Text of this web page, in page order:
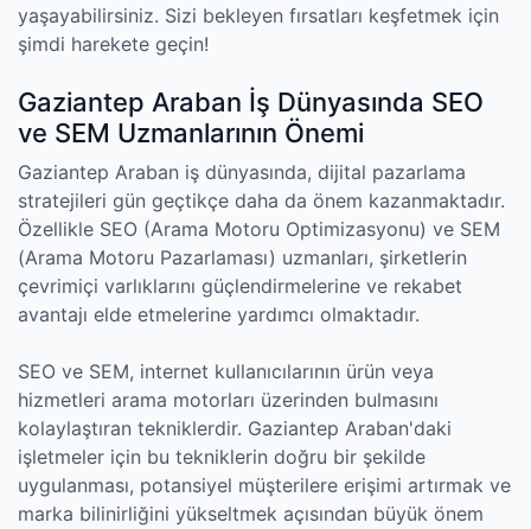
yaşayabilirsiniz. Sizi bekleyen fırsatları keşfetmek için
şimdi harekete geçin!
Gaziantep Araban İş Dünyasında SEO
ve SEM Uzmanlarının Önemi
Gaziantep Araban iş dünyasında, dijital pazarlama
stratejileri gün geçtikçe daha da önem kazanmaktadır.
Özellikle SEO (Arama Motoru Optimizasyonu) ve SEM
(Arama Motoru Pazarlaması) uzmanları, şirketlerin
çevrimiçi varlıklarını güçlendirmelerine ve rekabet
avantajı elde etmelerine yardımcı olmaktadır.
SEO ve SEM, internet kullanıcılarının ürün veya
hizmetleri arama motorları üzerinden bulmasını
kolaylaştıran tekniklerdir. Gaziantep Araban'daki
işletmeler için bu tekniklerin doğru bir şekilde
uygulanması, potansiyel müşterilere erişimi artırmak ve
marka bilinirliğini yükseltmek açısından büyük önem